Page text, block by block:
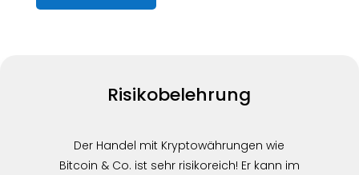
Risikobelehrung
Der Handel mit Kryptowährungen wie
Bitcoin & Co. ist sehr risikoreich! Er kann im